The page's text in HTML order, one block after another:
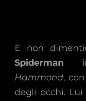
E non
Spiderman
Hammond,
degli occhi.